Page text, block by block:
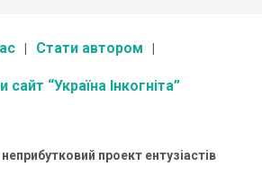
Стати автором
сайт “Україна Інкогніта”
неприбутковий проект ентузіастів